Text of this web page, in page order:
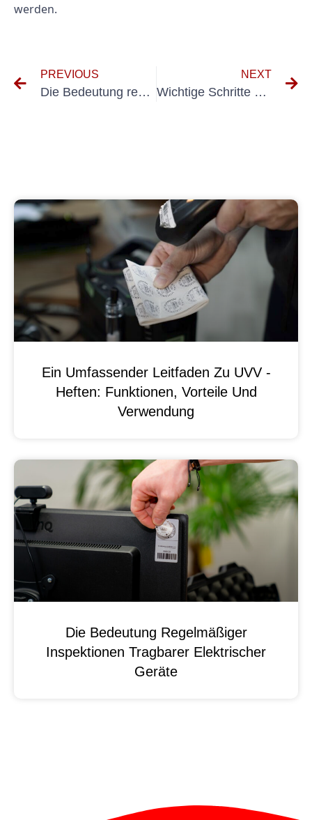
werden.
PREVIOUS
Die Bedeutung regelmäßiger elektrischer Systeminspektionen
NEXT
Wichtige Schritte zur erfolgreichen Durchführung einer Erstprüfung DGUV V3
Ein Umfassender Leitfaden Zu UVV -
Heften: Funktionen, Vorteile Und
Verwendung
Die Bedeutung Regelmäßiger
Inspektionen Tragbarer Elektrischer
Geräte